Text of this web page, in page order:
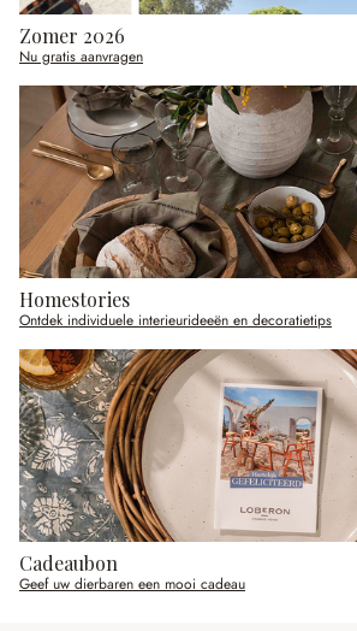
Zomer 2026
Nu gratis aanvragen
Homestories
Ontdek individuele interieurideeën en decoratietips
Cadeaubon
Geef uw dierbaren een mooi cadeau